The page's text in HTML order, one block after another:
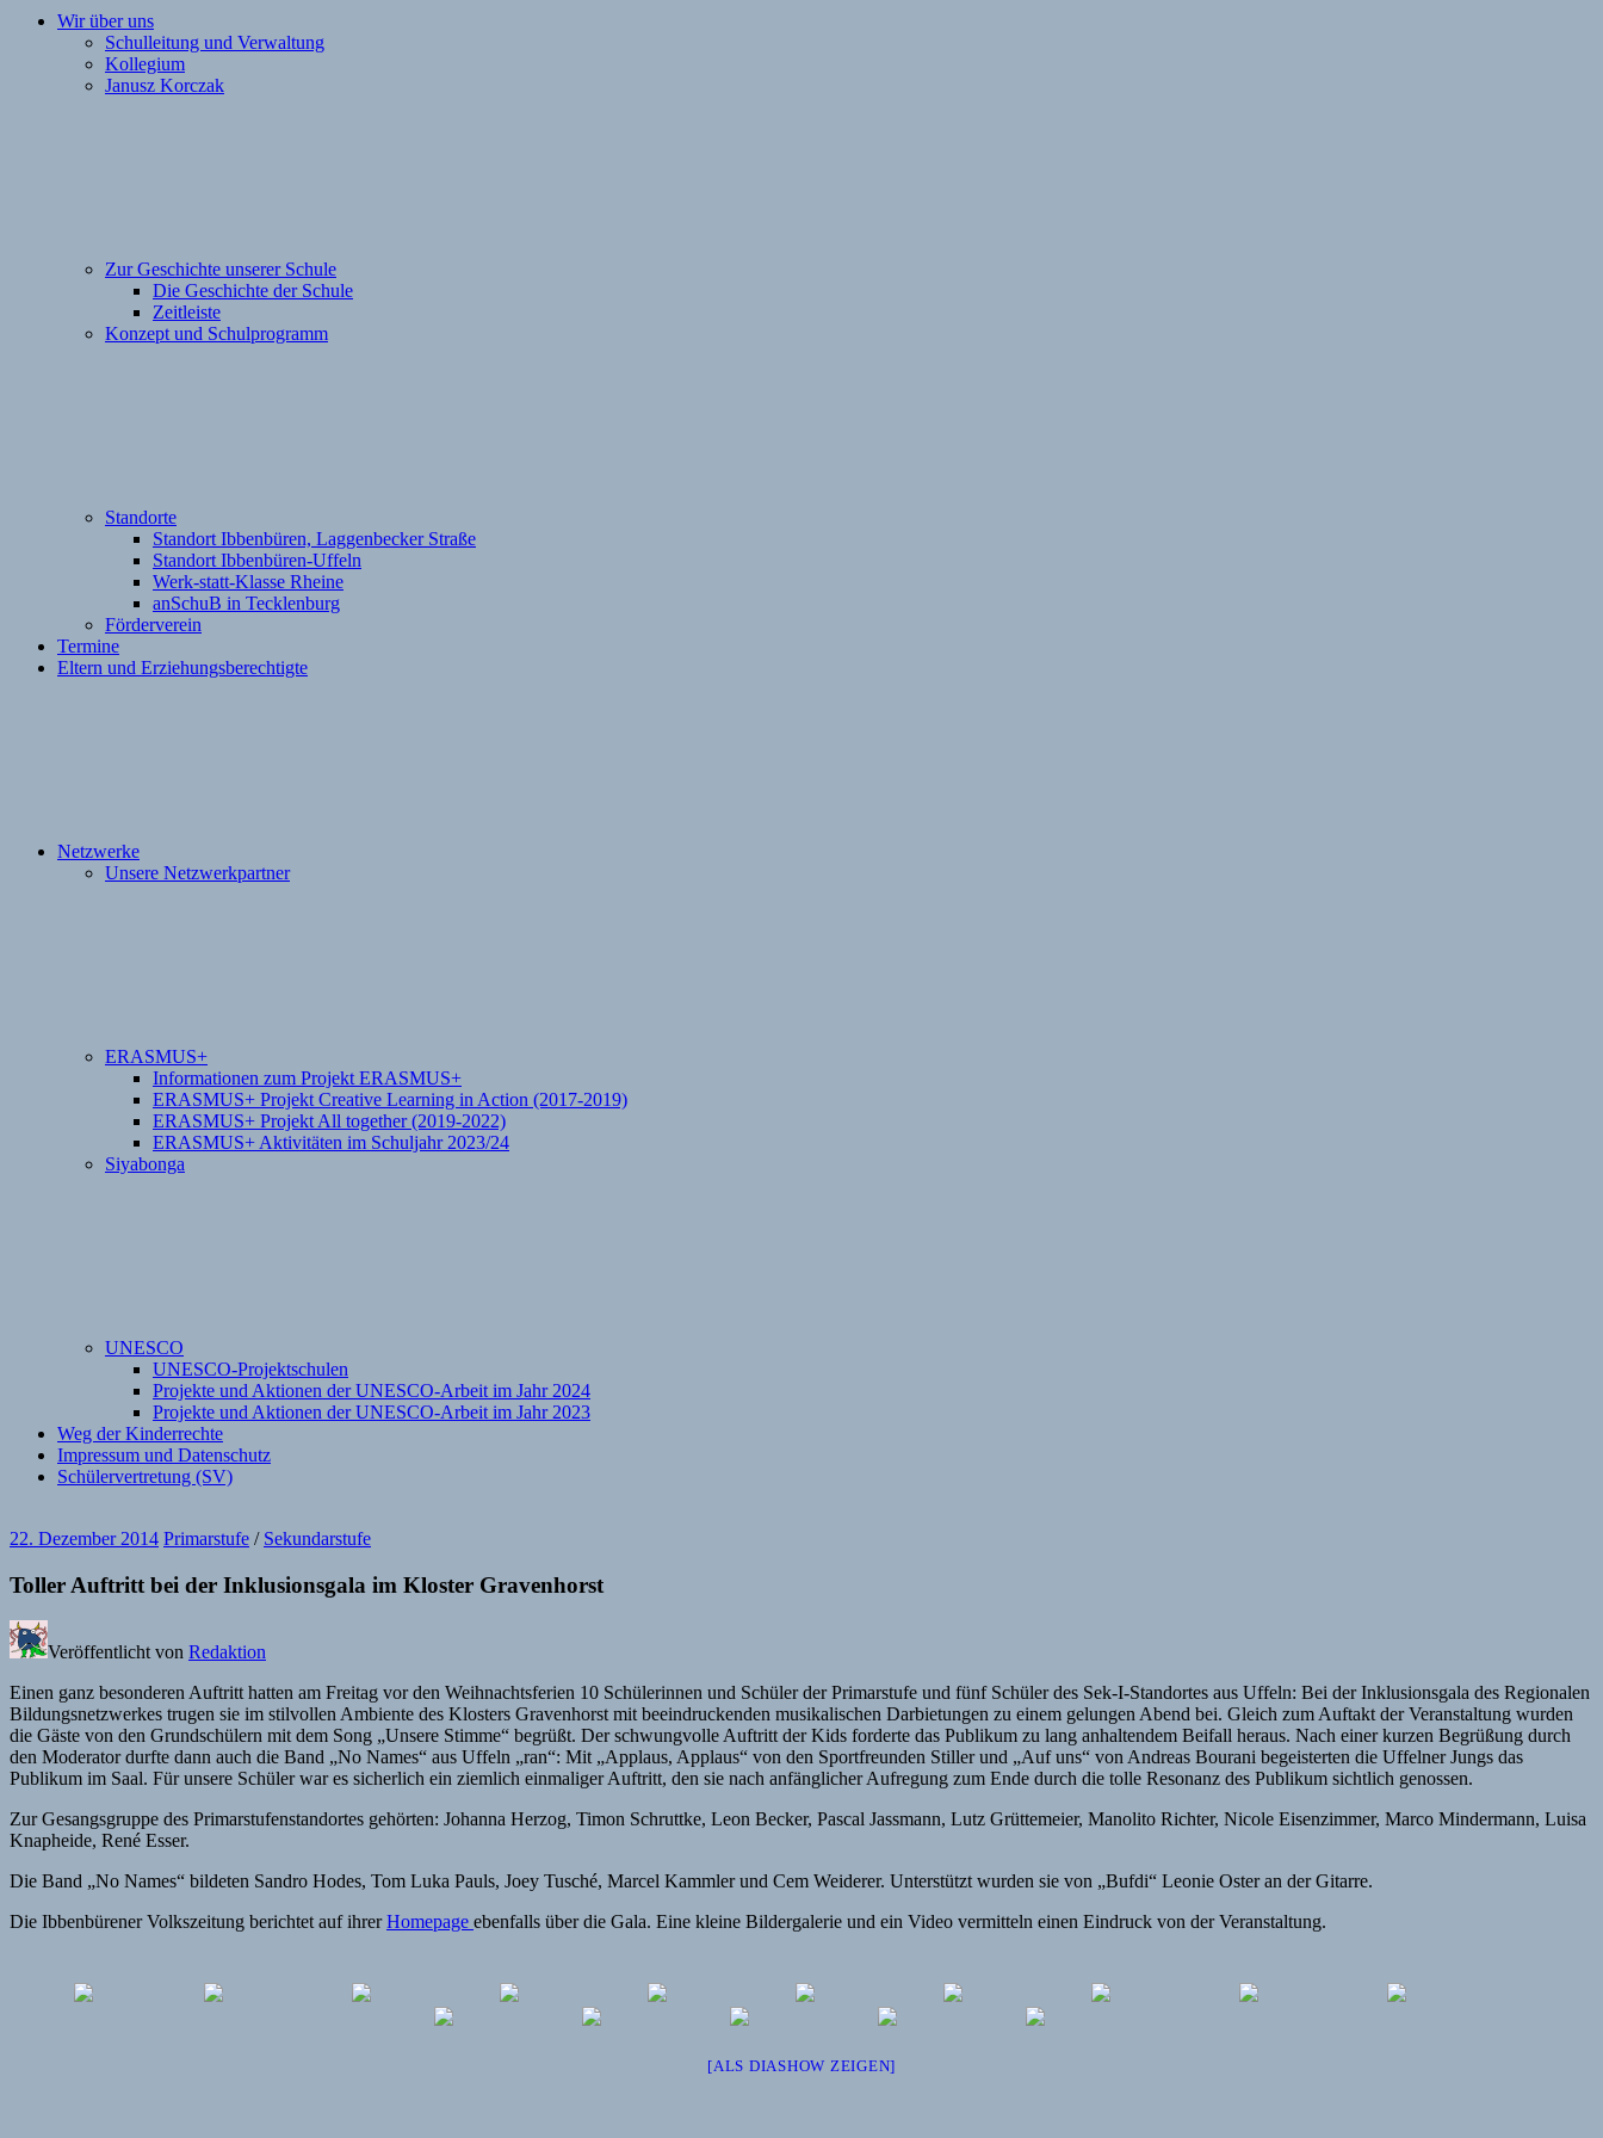
Wir über uns
Schulleitung und Verwaltung
Kollegium
Janusz Korczak
Zur Geschichte unserer Schule
Die Geschichte der Schule
Zeitleiste
Konzept und Schulprogramm
Standorte
Standort Ibbenbüren, Laggenbecker Straße
Standort Ibbenbüren-Uffeln
Werk-statt-Klasse Rheine
anSchuB in Tecklenburg
Förderverein
Termine
Eltern und Erziehungsberechtigte
Netzwerke
Unsere Netzwerkpartner
ERASMUS+
Informationen zum Projekt ERASMUS+
ERASMUS+ Projekt Creative Learning in Action (2017-2019)
ERASMUS+ Projekt All together (2019-2022)
ERASMUS+ Aktivitäten im Schuljahr 2023/24
Siyabonga
UNESCO
UNESCO-Projektschulen
Projekte und Aktionen der UNESCO-Arbeit im Jahr 2024
Projekte und Aktionen der UNESCO-Arbeit im Jahr 2023
Weg der Kinderrechte
Impressum und Datenschutz
Schülervertretung (SV)
22. Dezember 2014 Primarstufe / Sekundarstufe
Toller Auftritt bei der Inklusionsgala im Kloster Gravenhorst
Veröffentlicht von Redaktion
Einen ganz besonderen Auftritt hatten am Freitag vor den Weihnachtsferien 10 Schülerinnen und Schüler der Primarstufe und fünf Schüler des Sek-I-Standortes aus Uffeln: Bei der Inklusionsgala des Regionalen
Bildungsnetzwerkes trugen sie im stilvollen Ambiente des Klosters Gravenhorst mit beeindruckenden musikalischen Darbietungen zu einem gelungen Abend bei. Gleich zum Auftakt der Veranstaltung wurden
die Gäste von den Grundschülern mit dem Song „Unsere Stimme“ begrüßt. Der schwungvolle Auftritt der Kids forderte das Publikum zu lang anhaltendem Beifall heraus. Nach einer kurzen Begrüßung durch
den Moderator durfte dann auch die Band „No Names“ aus Uffeln „ran“: Mit „Applaus, Applaus“ von den Sportfreunden Stiller und „Auf uns“ von Andreas Bourani begeisterten die Uffelner Jungs das
Publikum im Saal. Für unsere Schüler war es sicherlich ein ziemlich einmaliger Auftritt, den sie nach anfänglicher Aufregung zum Ende durch die tolle Resonanz des Publikum sichtlich genossen.
Zur Gesangsgruppe des Primarstufenstandortes gehörten: Johanna Herzog, Timon Schruttke, Leon Becker, Pascal Jassmann, Lutz Grüttemeier, Manolito Richter, Nicole Eisenzimmer, Marco Mindermann, Luisa
Knapheide, René Esser.
Die Band „No Names“ bildeten Sandro Hodes, Tom Luka Pauls, Joey Tusché, Marcel Kammler und Cem Weiderer. Unterstützt wurden sie von „Bufdi“ Leonie Oster an der Gitarre.
Die Ibbenbürener Volkszeitung berichtet auf ihrerHomepage ebenfalls über die Gala. Eine kleine Bildergalerie und ein Video vermitteln einen Eindruck von der Veranstaltung.
[ALS DIASHOW ZEIGEN]